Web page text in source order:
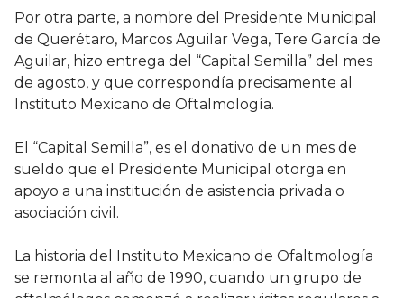
Por otra parte, a nombre del Presidente Municipal
de Querétaro, Marcos Aguilar Vega, Tere García de
Aguilar, hizo entrega del “Capital Semilla” del mes
de agosto, y que correspondía precisamente al
Instituto Mexicano de Oftalmología.
El “Capital Semilla”, es el donativo de un mes de
sueldo que el Presidente Municipal otorga en
apoyo a una institución de asistencia privada o
asociación civil.
La historia del Instituto Mexicano de Ofaltmología
se remonta al año de 1990, cuando un grupo de